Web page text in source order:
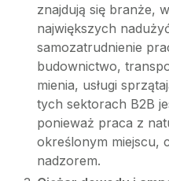
znajdują się branże,
największych
samozatrudnienie
budownictwo,
mienia, usługi
tych sektorach B2B
ponieważ praca z
określonym miejscu,
nadzorem.